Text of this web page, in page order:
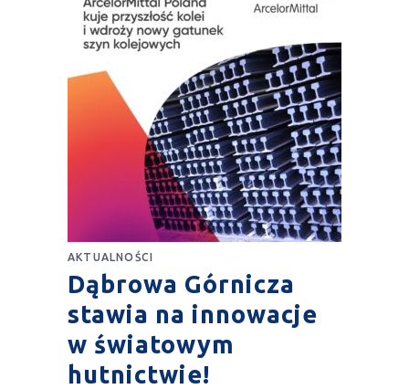
AKTUALNOŚCI
Dąbrowa Górnicza
stawia na innowacje
w światowym
hutnictwie!